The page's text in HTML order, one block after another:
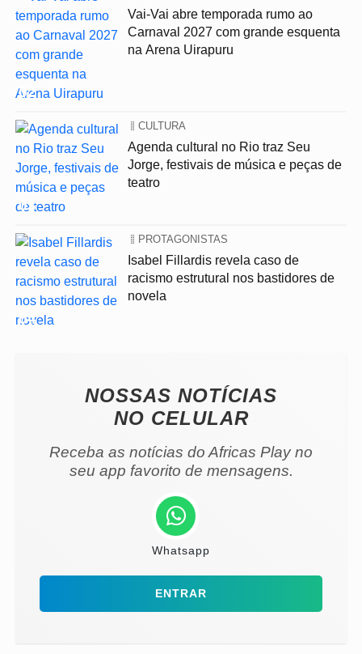
02
Vai-Vai abre temporada rumo ao
Carnaval 2027 com grande esquenta
na Arena Uirapuru
03
CULTURA
Agenda cultural no Rio traz Seu
Jorge, festivais de música e peças de
teatro
04
PROTAGONISTAS
Isabel Fillardis revela caso de
racismo estrutural nos bastidores de
novela
NOSSAS NOTÍCIAS
NO CELULAR
Receba as notícias do Africas Play no
seu app favorito de mensagens.
Whatsapp
ENTRAR